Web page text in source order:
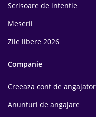
Scrisoare de intentie
Meserii
Zile libere 2026
Companie
Creeaza cont de angajator
Anunturi de angajare